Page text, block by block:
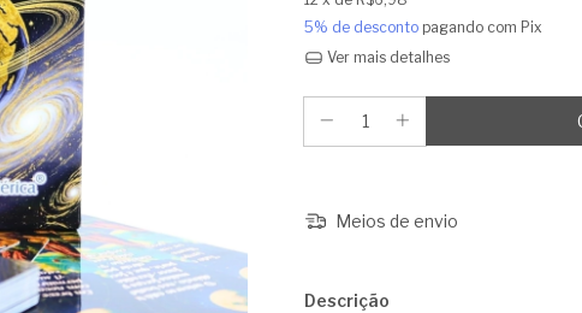
5% de desconto pagando com Pix
Ver mais detalhes
Meios de envio
Descrição